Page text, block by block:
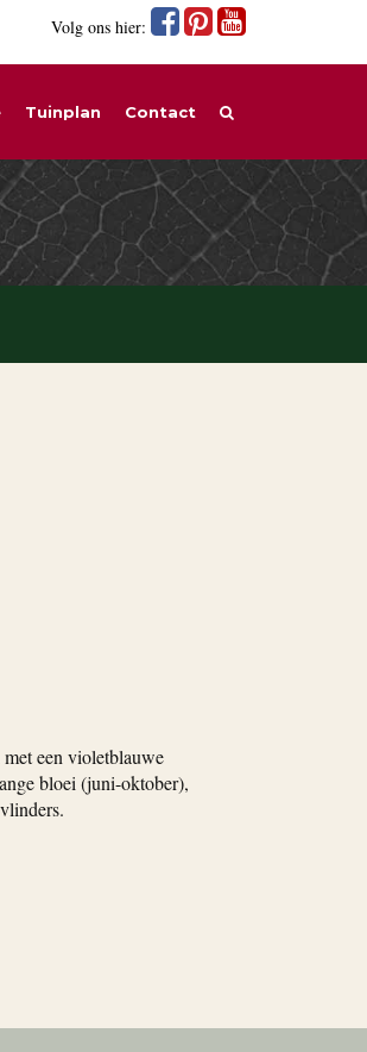
Volg ons hier:
Tuinplan Contact
een violetblauwe
bloei (juni-oktober),